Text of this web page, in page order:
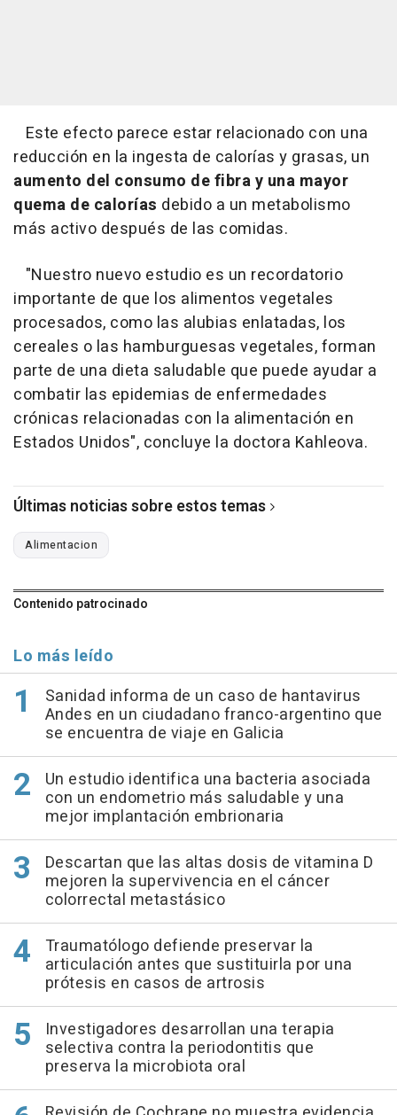
Este efecto parece estar relacionado con una
reducción en la ingesta de calorías y grasas, un
aumento del consumo de fibra y una mayor
quema de calorías debido a un metabolismo
más activo después de las comidas.
"Nuestro nuevo estudio es un recordatorio
importante de que los alimentos vegetales
procesados, como las alubias enlatadas, los
cereales o las hamburguesas vegetales, forman
parte de una dieta saludable que puede ayudar a
combatir las epidemias de enfermedades
crónicas relacionadas con la alimentación en
Estados Unidos", concluye la doctora Kahleova.
Últimas noticias sobre estos temas
Alimentacion
Contenido patrocinado
Lo más leído
Sanidad informa de un caso de hantavirus
Andes en un ciudadano franco-argentino que
se encuentra de viaje en Galicia
Un estudio identifica una bacteria asociada
con un endometrio más saludable y una
mejor implantación embrionaria
Descartan que las altas dosis de vitamina D
mejoren la supervivencia en el cáncer
colorrectal metastásico
Traumatólogo defiende preservar la
articulación antes que sustituirla por una
prótesis en casos de artrosis
Investigadores desarrollan una terapia
selectiva contra la periodontitis que
preserva la microbiota oral